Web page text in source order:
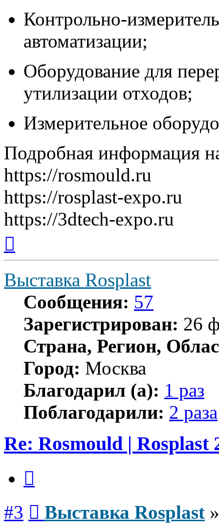
Контрольно-
автоматизации;
Оборудование для
утилизации отходов;
Измерительное
Подробная информация
https://rosmould.ru
https://rosplast-expo.ru
https://3dtech-expo.ru
началу
Выставка Rosplast
Сообщения: 57
Зарегистрирован: 26
Страна, Регион,
Город: Москва
Благодарил (а): 1 раз
Поблагодарили: 2 раза
Re: Rosmould | Rosplast
#3 Выставка Rosplast